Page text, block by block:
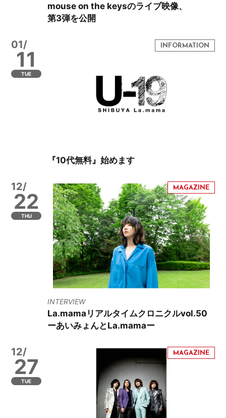
mouse on the keysのライブ映像、
第3弾を公開
01/
11
TUE
『10代無料』始めます
12/
22
THU
INTERVIEW
La.mamaリアルタイムクロニクルvol.50
ーあいみょんとLa.mamaー
12/
27
TUE